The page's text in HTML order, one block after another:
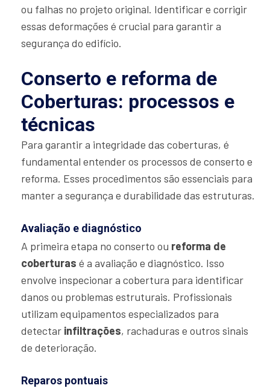
ou falhas no projeto original. Identificar e corrigir
essas deformações é crucial para garantir a
segurança do edifício.
Conserto e reforma de
Coberturas: processos e
técnicas
Para garantir a integridade das coberturas, é
fundamental entender os processos de conserto e
reforma. Esses procedimentos são essenciais para
manter a segurança e durabilidade das estruturas.
Avaliação e diagnóstico
A primeira etapa no conserto ou reforma de
coberturas é a avaliação e diagnóstico. Isso
envolve inspecionar a cobertura para identificar
danos ou problemas estruturais. Profissionais
utilizam equipamentos especializados para
detectar infiltrações, rachaduras e outros sinais
de deterioração.
Reparos pontuais